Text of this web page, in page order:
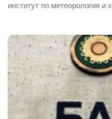
институт по метеорология